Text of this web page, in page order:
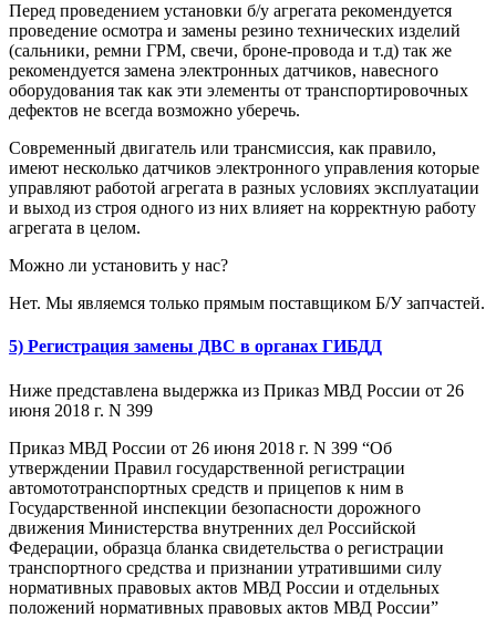
Перед проведением установки б/у агрегата рекомендуется
проведение осмотра и замены резино технических изделий
(сальники, ремни ГРМ, свечи, броне-провода и т.д) так же
рекомендуется замена электронных датчиков, навесного
оборудования так как эти элементы от транспортировочных
дефектов не всегда возможно уберечь.
Современный двигатель или трансмиссия, как правило,
имеют несколько датчиков электронного управления которые
управляют работой агрегата в разных условиях эксплуатации
и выход из строя одного из них влияет на корректную работу
агрегата в целом.
Можно ли установить у нас?
Нет. Мы являемся только прямым поставщиком Б/У запчастей.
5) Регистрация замены ДВС в органах ГИБДД
Ниже представлена выдержка из Приказ МВД России от 26
июня 2018 г. N 399
Приказ МВД России от 26 июня 2018 г. N 399 “Об
утверждении Правил государственной регистрации
автомототранспортных средств и прицепов к ним в
Государственной инспекции безопасности дорожного
движения Министерства внутренних дел Российской
Федерации, образца бланка свидетельства о регистрации
транспортного средства и признании утратившими силу
нормативных правовых актов МВД России и отдельных
положений нормативных правовых актов МВД России”